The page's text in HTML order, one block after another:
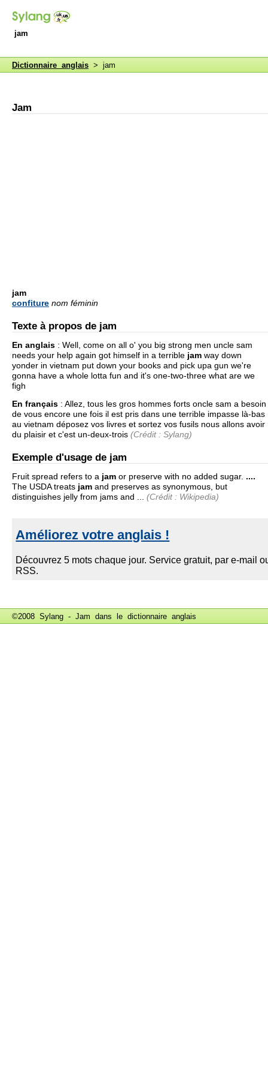
jam
Dictionnaire anglais > jam
Jam
jam
confiture nom féminin
Texte à propos de jam
En anglais : Well, come on all o' you big strong men uncle sam
needs your help again got himself in a terrible jam way down
yonder in vietnam put down your books and pick upa gun we're
gonna have a whole lotta fun and it's one-two-three what are we
figh
En français : Allez, tous les gros hommes forts oncle sam a besoin
de vous encore une fois il est pris dans une terrible impasse là-bas
au vietnam déposez vos livres et sortez vos fusils nous allons avoir
du plaisir et c'est un-deux-trois (Crédit : Sylang)
Exemple d'usage de jam
Fruit spread refers to a jam or preserve with no added sugar. ....
The USDA treats jam and preserves as synonymous, but
distinguishes jelly from jams and ... (Crédit : Wikipedia)
©2008 Sylang - Jam dans le dictionnaire anglais